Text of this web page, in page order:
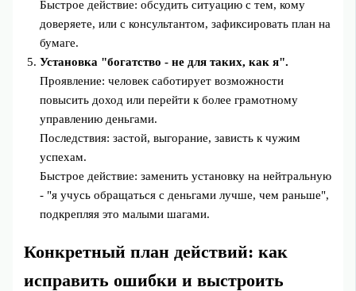
Быстрое действие: обсудить ситуацию с тем, кому
доверяете, или с консультантом, зафиксировать план на
бумаге.
Установка "богатство - не для таких, как я".
Проявление: человек саботирует возможности
повысить доход или перейти к более грамотному
управлению деньгами.
Последствия: застой, выгорание, зависть к чужим
успехам.
Быстрое действие: заменить установку на нейтральную
- "я учусь обращаться с деньгами лучше, чем раньше",
подкрепляя это малыми шагами.
Конкретный план действий: как
исправить ошибки и выстроить